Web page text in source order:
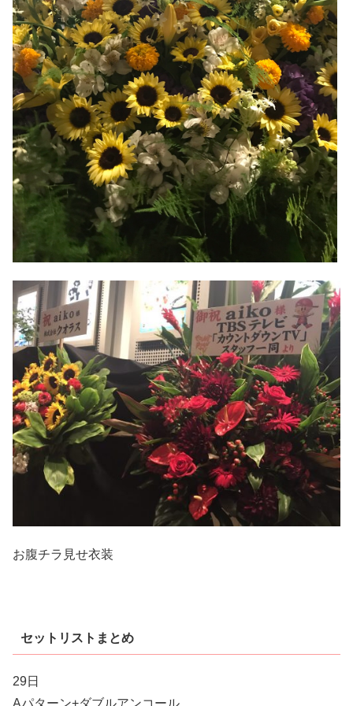
お腹チラ見せ衣装
セットリストまとめ
29日
Aパターン+ダブルアンコール